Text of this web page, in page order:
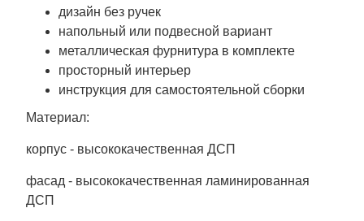
дизайн без ручек
напольный или подвесной вариант
металлическая фурнитура в комплекте
просторный интерьер
инструкция для самостоятельной сборки
Материал:
корпус - высококачественная ДСП
фасад - высококачественная ламинированная
ДСП